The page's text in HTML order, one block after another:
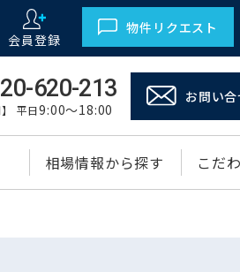
会員登録
物件リクエスト
620-213
】 平日9:00～18:00
お問い
相場情報から探す こだ